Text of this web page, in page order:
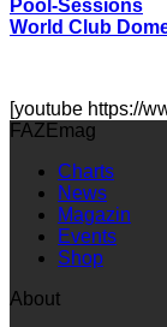
Pool-Sessions
World Club
[youtube https://
FAZEmag
Charts
News
Magazin
Events
Shop
About